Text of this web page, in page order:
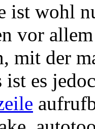
ist wohl
vor
mit der
ist es